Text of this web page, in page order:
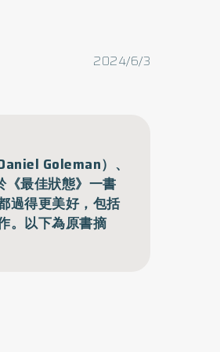
2024/6/3
Goleman）、
最佳狀態》一書
過得更美好，包括
。以下為原書摘